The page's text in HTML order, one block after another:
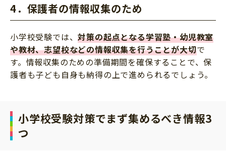
4．保護者の情報収集のため
小学校受験では、対策の起点となる学習塾・幼児教室
や教材、志望校などの情報収集を行うことが大切で
す。情報収集のための準備期間を確保することで、保
護者も子ども自身も納得の上で進められるでしょう。
小学校受験対策でまず集めるべき情報3
つ